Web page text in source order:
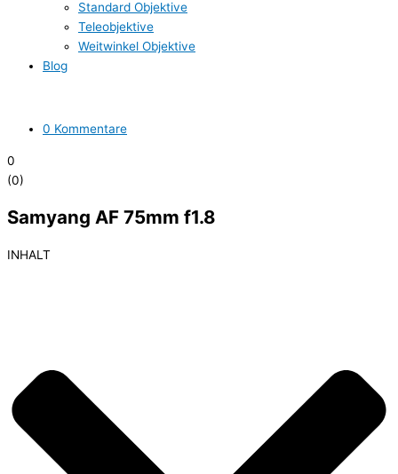
Standard Objektive
Teleobjektive
Weitwinkel Objektive
Blog
0 Kommentare
0
(0)
Samyang AF 75mm f1.8
INHALT